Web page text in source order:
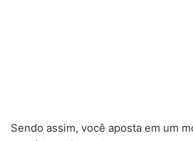
Sendo assim, você aposta em um